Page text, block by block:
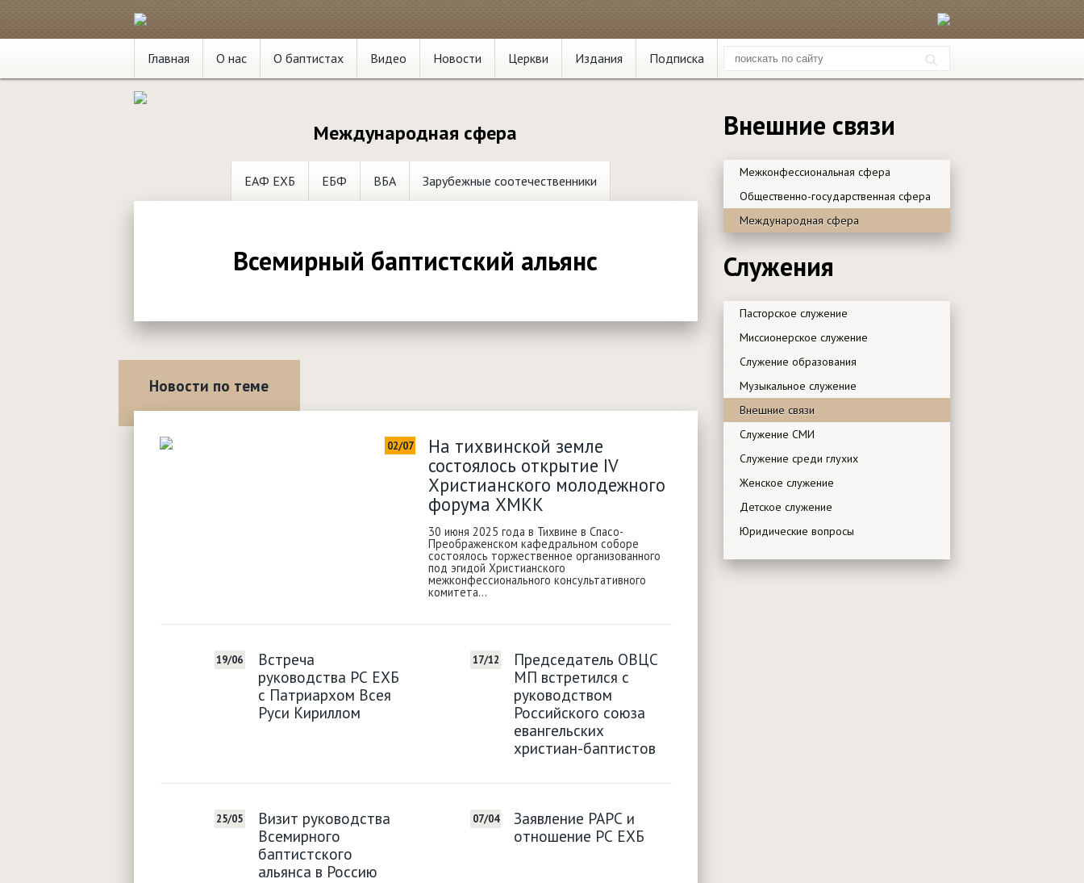
Главная О нас О баптистах Видео Новости Церкви Издания Подписка
Международная сфера
ЕАФ ЕХБ ЕБФ ВБА Зарубежные соотечественники
Всемирный баптистский альянс
Новости по теме
02/07
На тихвинской земле
состоялось открытие IV
Христианского молодежного
форума ХМКК
30 июня 2025 года в Тихвине в Спасо-
Преображенском кафедральном соборе
состоялось торжественное организованного
под эгидой Христианского
межконфессионального консультативного
комитета...
19/06
Встреча
руководства РС ЕХБ
с Патриархом Всея
Руси Кириллом
17/12
Председатель ОВЦС
МП встретился с
руководством
Российского союза
евангельских
христиан-баптистов
25/05
Визит руководства
Всемирного
баптистского
альянса в Россию
07/04
Заявление РАРС и
отношение РС ЕХБ
Внешние связи
Межконфессиональная сфера
Общественно-государственная сфера
Международная сфера
Служения
Пасторское служение
Миссионерское служение
Служение образования
Музыкальное служение
Внешние связи
Служение СМИ
Служение среди глухих
Женское служение
Детское служение
Юридические вопросы